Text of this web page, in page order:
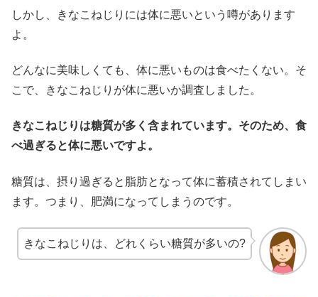
しかし、きなこねじりには体に悪いという噂があります
よ。
どんなに美味しくても、体に悪いものは食べたくない。そ
こで、きなこねじりが体に悪いか調査しました。
きなこねじりは糖質が多く含まれています。そのため、食
べ過ぎると体に悪いですよ。
糖質は、摂り過ぎると脂肪となって体に蓄積されてしまい
ます。つまり、肥満になってしまうのです。
きなこねじりは、どれくらい糖質が多いの?